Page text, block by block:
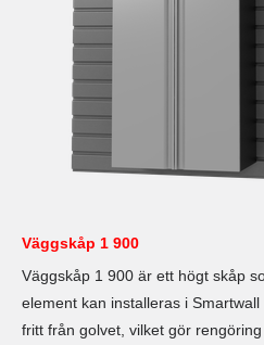
Väggskåp 1 900
Väggskåp 1 900 är ett högt skåp
element kan installeras i
fritt från golvet, vilket gör